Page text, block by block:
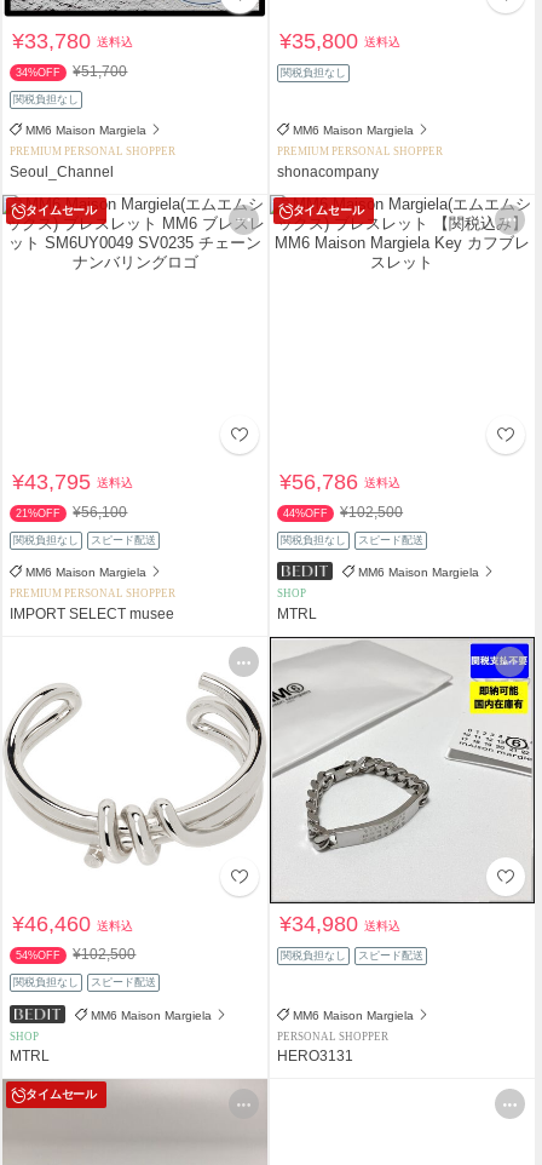
¥33,780送料込
34%OFF ¥51,700
関税負担なし
MM6 Maison Margiela
PREMIUM PERSONAL SHOPPER
Seoul_Channel
¥35,800送料込
関税負担なし
MM6 Maison Margiela
PREMIUM PERSONAL SHOPPER
shonacompany
タイムセール
¥43,795送料込
21%OFF ¥56,100
関税負担なし スピード配送
MM6 Maison Margiela
PREMIUM PERSONAL SHOPPER
IMPORT SELECT musee
タイムセール
¥56,786送料込
44%OFF ¥102,500
関税負担なし スピード配送
MM6 Maison Margiela
SHOP
MTRL
¥46,460送料込
54%OFF ¥102,500
関税負担なし スピード配送
MM6 Maison Margiela
SHOP
MTRL
¥34,980送料込
関税負担なし スピード配送
MM6 Maison Margiela
PERSONAL SHOPPER
HERO3131
タイムセール